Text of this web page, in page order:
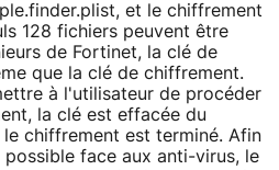
et le chiffrement
128 fichiers peuvent être
de Fortinet, la clé de
que la clé de chiffrement.
à l'utilisateur de procéder
la clé est effacée du
chiffrement est terminé. Afin
face aux anti-virus, le